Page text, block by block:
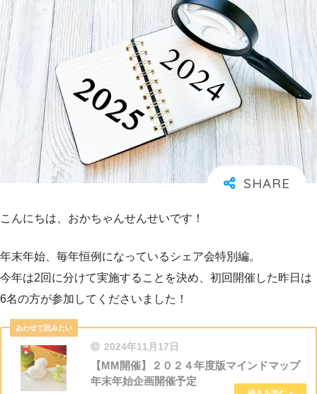
こんにちは、おかちゃんせんせいです！
年末年始、毎年恒例になっているシェア会特別編。
今年は2回に分けて実施することを決め、初回開催した昨日は
6名の方が参加してくださいました！
2024年11月17日
【MM開催】２０２４年度版マインドマップ
年末年始企画開催予定